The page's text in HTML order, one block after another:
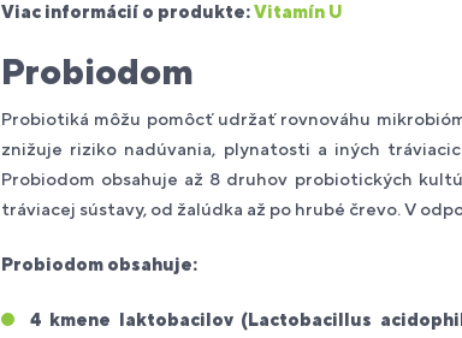
Viac informácií o produkte:Vitamín U
Probiodom
Probiotiká môžu pomôcť udržať rovnováhu
znižuje riziko nadúvania, plynatosti a iných
Probiodom obsahuje až 8 druhov probiotických
tráviacej sústavy, od žalúdka až po hrubé črevo. V
Probiodom obsahuje:
4 kmene laktobacilov (Lactobacillus